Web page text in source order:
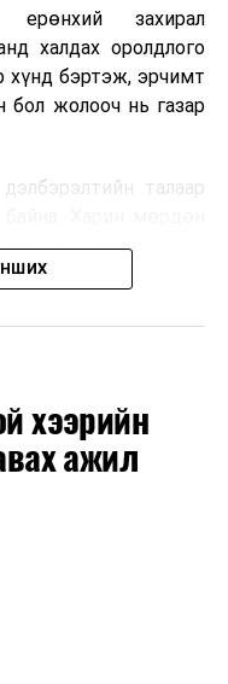
ерөнхий захирал
халдах оролдлого
хүнд бэртэж, эрчимт
бол жолооч нь газар
талаар
аюултай аргаар
гэх үндэслэлээр
онд Екатеринбург
нисгэгчгүй нисэх
компанийн 2025
цэвэр ашиг нь 1.9
байна.
хэрэгт холбоотой
хээрийн
ажил